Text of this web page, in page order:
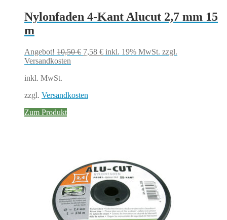
Nylonfaden 4-Kant Alucut 2,7 mm 15
m
Angebot! 10,50€ Ursprünglicher
7,58 €Aktueller
inkl. 19% MwSt. zzgl.
Versandkosten
inkl. MwSt.
zzgl. Versandkosten
Zum Produkt